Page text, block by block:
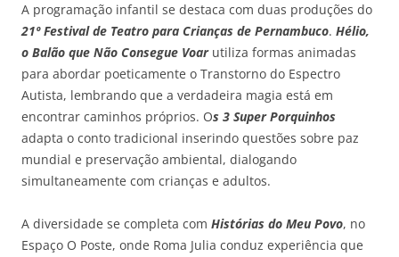
A programação infantil se destaca com duas produções do
21º Festival de Teatro para Crianças de Pernambuco. Hélio,
o Balão que Não Consegue Voarutiliza formas animadas
para abordar poeticamente o Transtorno do Espectro
Autista, lembrando que a verdadeira magia está em
encontrar caminhos próprios. Os 3 Super Porquinhos
adapta o conto tradicional inserindo questões sobre paz
mundial e preservação ambiental, dialogando
simultaneamente com crianças e adultos.
A diversidade se completa com Histórias do Meu Povo, no
Espaço O Poste, onde Roma Julia conduz experiência que